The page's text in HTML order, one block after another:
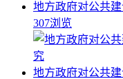
地方政府对公共
307浏览
地方政府对公共